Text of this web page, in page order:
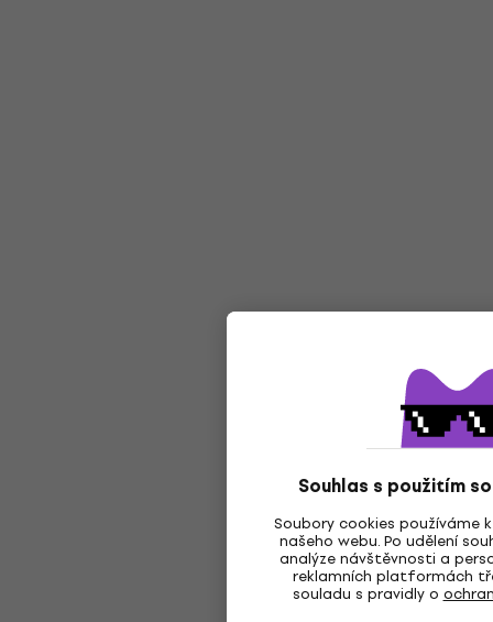
Souhlas s použitím
Soubory cookies používáme
našeho webu. Po udělení
analýze návštěvnosti a
reklamních platformách
souladu s pravidly o